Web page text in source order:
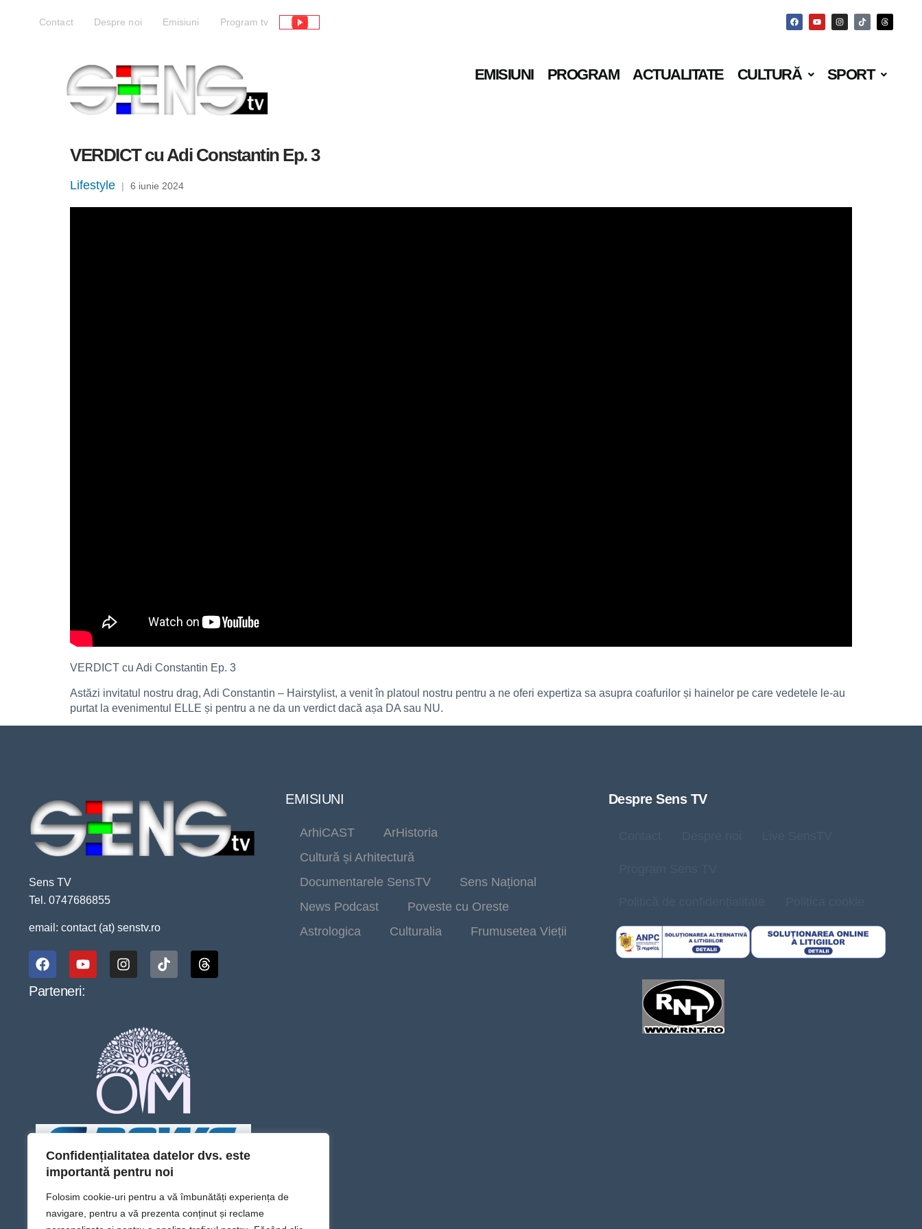
Confidențialitatea datelor dvs. este
importantă pentru noi
Folosim cookie-uri pentru a vă îmbunătăți experiența de
navigare, pentru a vă prezenta conținut și reclame
Contact Despre noi Emisiuni Program tv Live
EMISIUNI PROGRAM ACTUALITATE CULTURĂ SPORT
VERDICT cu Adi Constantin Ep. 3
Lifestyle | 6 iunie 2024
VERDICT cu Adi Constantin Ep. 3
Astăzi invitatul nostru drag, Adi Constantin – Hairstylist, a venit în platoul nostru pentru a ne oferi expertiza sa asupra coafurilor și hainelor pe care vedetele le-au
purtat la evenimentul ELLE și pentru a ne da un verdict dacă așa DA sau NU.
Sens TV
Tel. 0747686855
email: contact (at) senstv.ro
Parteneri:
EMISIUNI
ArhiCAST
ArHistoria
Cultură și Arhitectură
Documentarele SensTV
Sens Național
News Podcast
Poveste cu Oreste
Astrologica
Culturalia Frumusetea Vieții
Despre Sens TV